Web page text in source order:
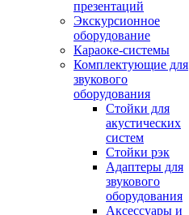
презентаций
Экскурсионное
оборудование
Караоке-системы
Комплектующие для
звукового
оборудования
Стойки для
акустических
систем
Стойки рэк
Адаптеры для
звукового
оборудования
Аксессуары и